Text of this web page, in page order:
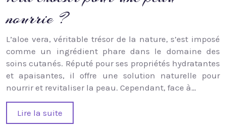
nourrie ?
L’aloe vera, véritable trésor de la nature, s’est imposé
comme un ingrédient phare dans le domaine des
soins cutanés. Réputé pour ses propriétés hydratantes
et apaisantes, il offre une solution naturelle pour
nourrir et revitaliser la peau. Cependant, face à…
Lire la suite